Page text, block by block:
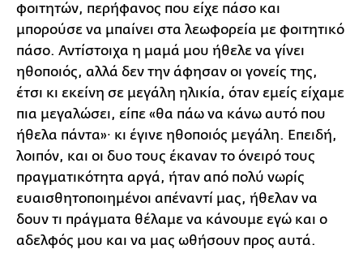
φοιτητών, περήφανος που είχε πάσο και
μπορούσε να μπαίνει στα λεωφορεία με φοιτητικό
πάσο. Αντίστοιχα η μαμά μου ήθελε να γίνει
ηθοποιός, αλλά δεν την άφησαν οι γονείς της,
έτσι κι εκείνη σε μεγάλη ηλικία, όταν εμείς είχαμε
πια μεγαλώσει, είπε «θα πάω να κάνω αυτό που
ήθελα πάντα»∙ κι έγινε ηθοποιός μεγάλη. Επειδή,
λοιπόν, και οι δυο τους έκαναν το όνειρό τους
πραγματικότητα αργά, ήταν από πολύ νωρίς
ευαισθητοποιημένοι απέναντί μας, ήθελαν να
δουν τι πράγματα θέλαμε να κάνουμε εγώ και ο
αδελφός μου και να μας ωθήσουν προς αυτά.